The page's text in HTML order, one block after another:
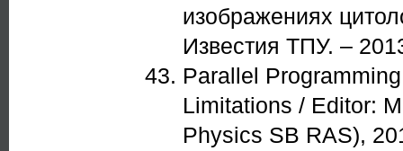
изображениях
Известия ТПУ. –
Parallel
Limitations / Editor:
Physics SB RAS),